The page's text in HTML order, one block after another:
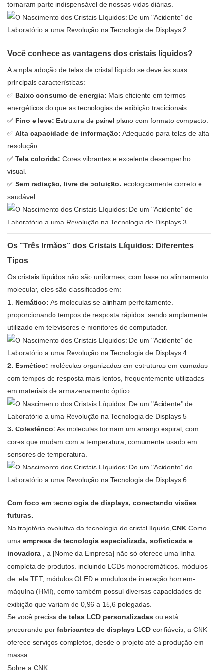
tornaram parte indispensável de nossas vidas diárias.
Você conhece as vantagens dos cristais líquidos?
A ampla adoção de telas de cristal líquido se deve às suas
principais características:
✅ Baixo consumo de energia: Mais eficiente em termos
energéticos do que as tecnologias de exibição tradicionais.
✅ Fino e leve: Estrutura de painel plano com formato compacto.
✅ Alta capacidade de informação: Adequado para telas de alta
resolução.
✅ Tela colorida: Cores vibrantes e excelente desempenho
visual.
✅ Sem radiação, livre de poluição: ecologicamente correto e
saudável.
Os "Três Irmãos" dos Cristais Líquidos: Diferentes
Tipos
Os cristais líquidos não são uniformes; com base no alinhamento
molecular, eles são classificados em:
1. Nemático: As moléculas se alinham perfeitamente,
proporcionando tempos de resposta rápidos, sendo amplamente
utilizado em televisores e monitores de computador.
2. Esmético: moléculas organizadas em estruturas em camadas
com tempos de resposta mais lentos, frequentemente utilizadas
em materiais de armazenamento óptico.
3. Colestérico: As moléculas formam um arranjo espiral, com
cores que mudam com a temperatura, comumente usado em
sensores de temperatura.
Com foco em tecnologia de displays, conectando visões
futuras.
Na trajetória evolutiva da tecnologia de cristal líquido,CNK Como
uma empresa de tecnologia especializada, sofisticada e
inovadora , a [Nome da Empresa] não só oferece uma linha
completa de produtos, incluindo LCDs monocromáticos, módulos
de tela TFT, módulos OLED e módulos de interação homem-
máquina (HMI), como também possui diversas capacidades de
exibição que variam de 0,96 a 15,6 polegadas.
Se você precisa de telas LCD personalizadas ou está
procurando por fabricantes de displays LCD confiáveis, a CNK
oferece serviços completos, desde o projeto até a produção em
massa.
Sobre a CNK